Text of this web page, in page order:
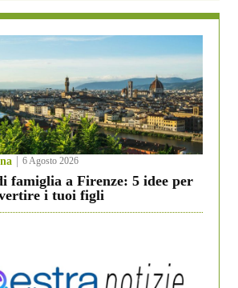
6 Agosto 2026
famiglia a Firenze: 5 idee per
i tuoi figli